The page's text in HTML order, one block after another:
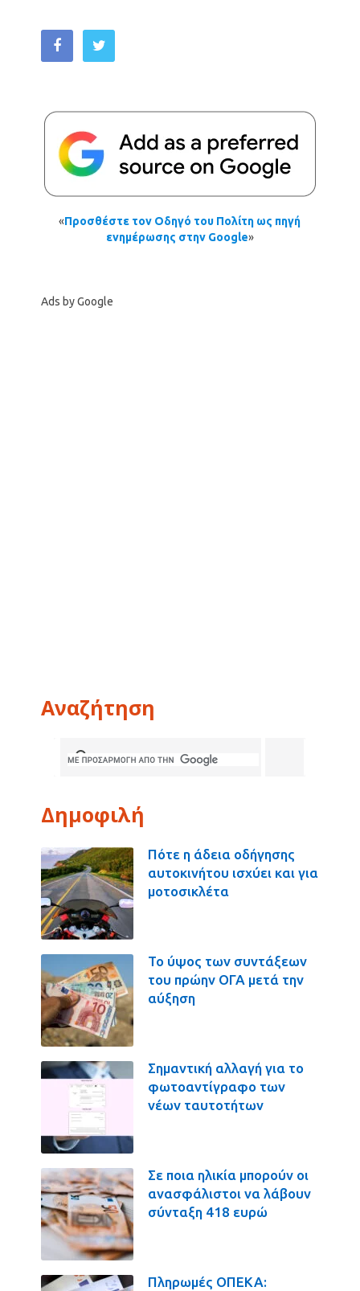
«Προσθέστε τον Οδηγό του Πολίτη ως πηγή
ενημέρωσης στην Google»
Ads by Google
Αναζήτηση
Δημοφιλή
Πότε η άδεια οδήγησης
αυτοκινήτου ισχύει και για
μοτοσικλέτα
Το ύψος των συντάξεων
του πρώην ΟΓΑ μετά την
αύξηση
Σημαντική αλλαγή για το
φωτοαντίγραφο των
νέων ταυτοτήτων
Σε ποια ηλικία μπορούν οι
ανασφάλιστοι να λάβουν
σύνταξη 418 ευρώ
Πληρωμές ΟΠΕΚΑ: